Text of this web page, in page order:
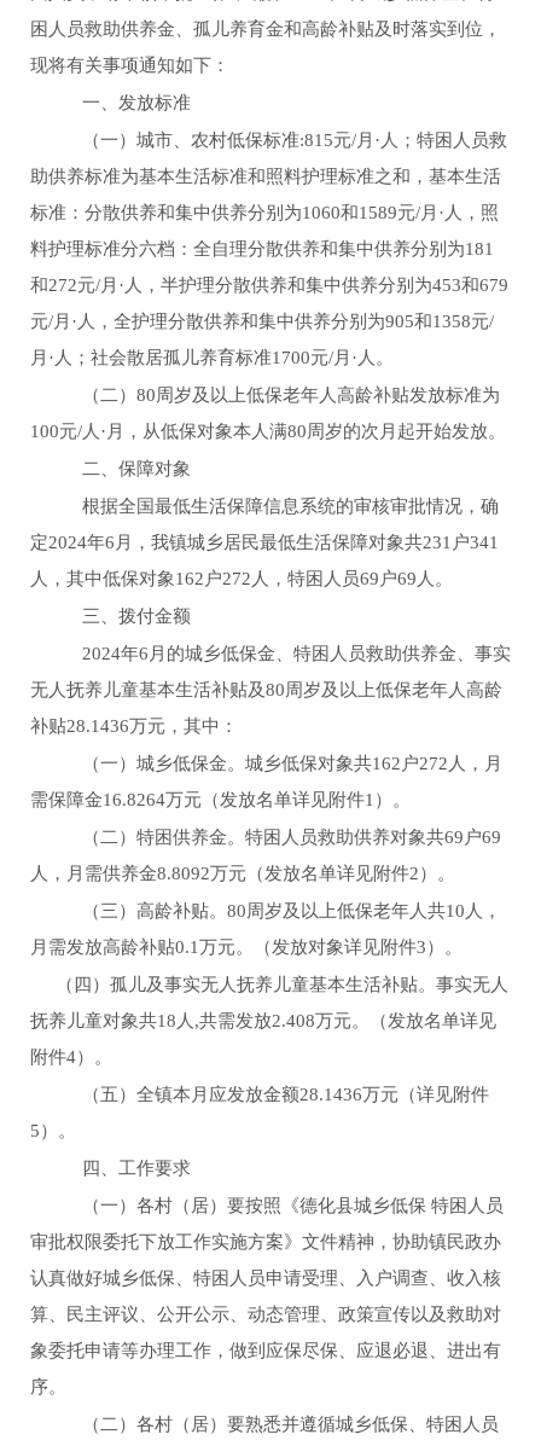
困人员救助供养金、孤儿养育金和高龄补贴及时落实到位，
现将有关事项通知如下：
一、发放标准
（一）城市、农村低保标准:815元/月 · 人；特困人员救
助供养标准为基本生活标准和照料护理标准之和，基本生活
标准：分散供养和集中供养分别为1060和1589元/月 · 人，照
料护理标准分六档：全自理分散供养和集中供养分别为181
和272元/月 · 人，半护理分散供养和集中供养分别为453和679
元/月 · 人，全护理分散供养和集中供养分别为905和1358元/
月 · 人；社会散居孤儿养育标准1 700元/月 · 人。
（二） 80周岁及以上低保老年人高龄补贴发放标准为
100元/人 · 月，从低保对象本人满80周岁的次月起开始发放。
二、保障对象
根据全国最低生活保障信息系统的审核审批情况，确
定2024年6 月 ，我镇城乡居民最低生活保障对象共231 户341
人，其中低保对象162 户272 人，特困人员69 户69 人。
三、拨付金额
2024年6 月 的城乡低保金、特困人员救助供养金、事实
无人抚养儿童基本生活补贴及80周岁及以上低保老年人高龄
补贴28.1436万元，其中：
（一）城乡低保金。城乡低保对象共162 户272 人，月
需保障金16.8264万元（发放名单详见附件1 ）
。
（二）特困供养金。特困人员救助供养对象共69 户69
人，月需供养金8.8092万元（发放名单详见附件2）。
（三）高龄补贴。 80周岁及以上低保老年人共10 人，
月需发放高龄补贴0.1万元。（发放对象详见附件3）。
（四）孤儿及事实无人抚养儿童基本生活补贴。事实无人
抚养儿童对象共18 人 ,共需发放2.408万元。（发放名单详见
附件4）。
（五）全镇本月应发放金额28.1436万元（详见附件
5）。
四、工作要求
（一）各村（居）要按照《德化县城乡低保 特困人员
审批权限委托下放工作实施方案》文件精神，协助镇民政办
认真做好城乡低保、特困人员申请受理、入户调查、收入核
算、民主评议、公开公示、动态管理、政策宣传以及救助对
象委托申请等办理工作，做到应保尽保、应退必退、进出有
序。
（二）各村（居）要熟悉并遵循城乡低保、特困人员